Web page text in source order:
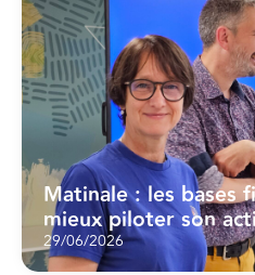
Matinale : les bases
mieux piloter son
29/06/2026